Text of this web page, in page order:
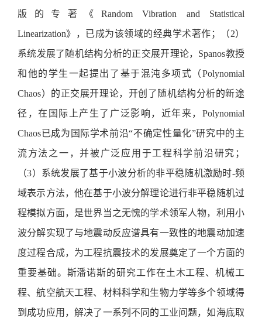
版的专著《Random Vibration and Statistical
Linearization》，已成为该领域的经典学术著作；（2）
系统发展了随机结构分析的正交展开理论，Spanos教授
和他的学生一起提出了基于混沌多项式（Polynomial
Chaos）的正交展开理论，开创了随机结构分析的新途
径，在国际上产生了广泛影响，近年来，Polynomial
Chaos已成为国际学术前沿“不确定性量化”研究中的主
流方法之一，并被广泛应用于工程科学前沿研究；
（3）系统发展了基于小波分析的非平稳随机激励时-频
域表示方法，他在基于小波分解理论进行非平稳随机过
程模拟方面，是世界当之无愧的学术领军人物，利用小
波分解实现了与地震动反应谱具有一致性的地震动加速
度过程合成，为工程抗震技术的发展奠定了一个方面的
重要基础。斯潘诺斯的研究工作在土木工程、机械工
程、航空航天工程、材料科学和生物力学等多个领域得
到成功应用，解决了一系列不同的工业问题，如海底取